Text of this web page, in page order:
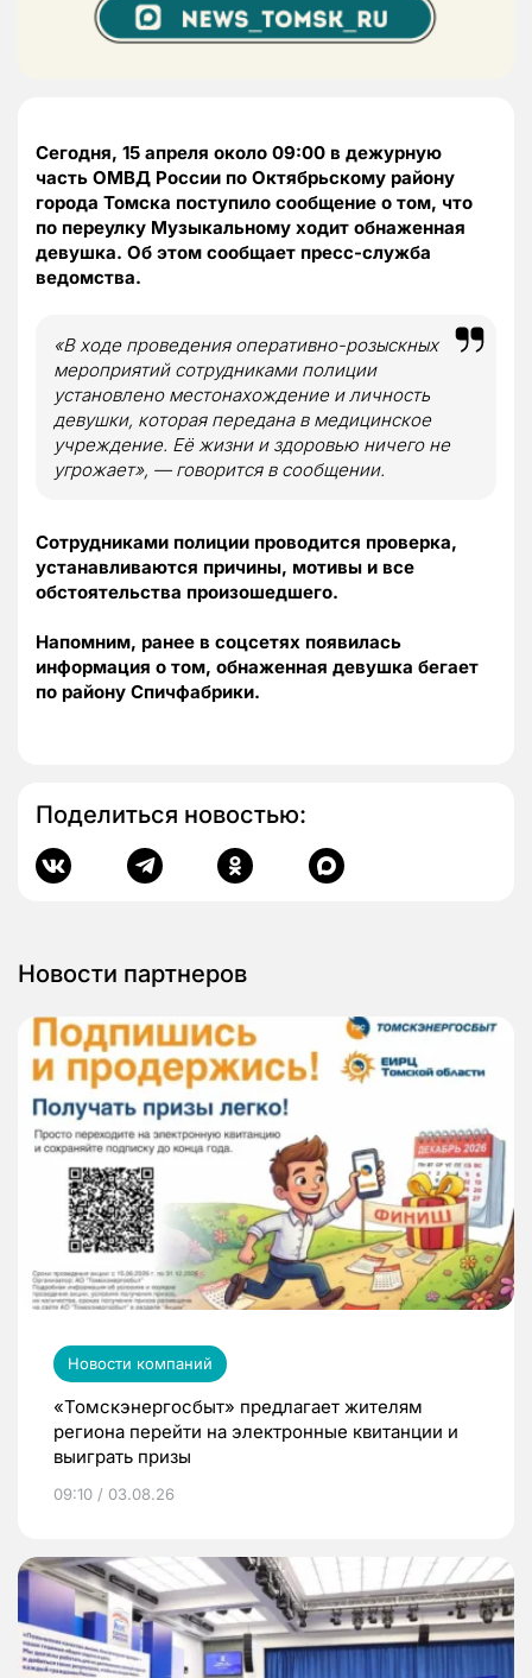
Сегодня, 15 апреля около 09:00 в дежурную
часть ОМВД России по Октябрьскому району
города Томска поступило сообщение о том, что
по переулку Музыкальному ходит обнаженная
девушка. Об этом сообщает пресс-служба
ведомства.
«В ходе проведения оперативно-розыскных
мероприятий сотрудниками полиции
установлено местонахождение и личность
девушки, которая передана в медицинское
учреждение. Её жизни и здоровью ничего не
угрожает», — говорится в сообщении.
Сотрудниками полиции проводится проверка,
устанавливаются причины, мотивы и все
обстоятельства произошедшего.
Напомним, ранее в соцсетях появилась
информация о том, обнаженная девушка бегает
по району Спичфабрики.
Поделиться новостью:
Новости партнеров
Новости компаний
«Томскэнергосбыт» предлагает жителям
региона перейти на электронные квитанции и
выиграть призы
09:10 / 03.08.26